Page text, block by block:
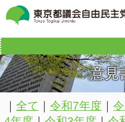
意見
全て 令和7年度